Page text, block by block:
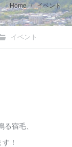
Home イベント
イベント
宿毛、
！